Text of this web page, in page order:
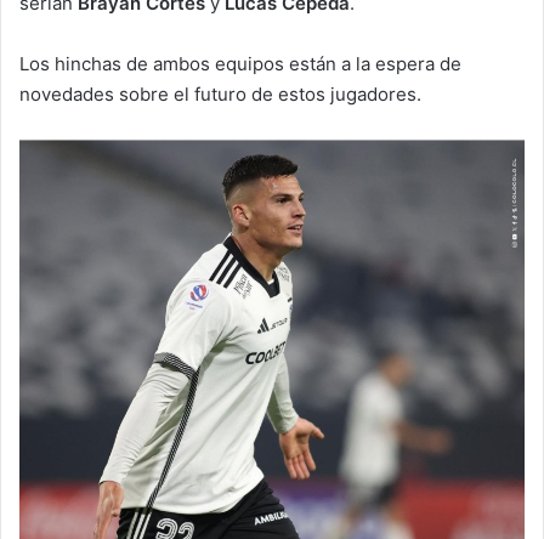
Los hinchas de ambos equipos están a la espera de
novedades sobre el futuro de estos jugadores.